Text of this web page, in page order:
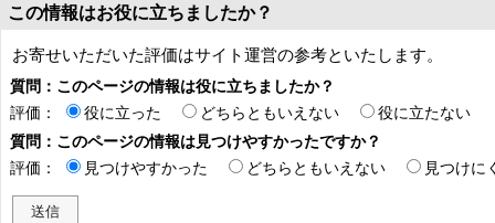
この情報はお役に立ちましたか？
お寄せいただいた評価はサイト運営の参考といたします。
質問：このページの情報は役に立ちましたか？
評価：
役に立った どちらともいえない
役に立たない
質問：このページの情報は見つけやすかったですか？
評価：
見つけやすかった どちらともいえない 見つけに